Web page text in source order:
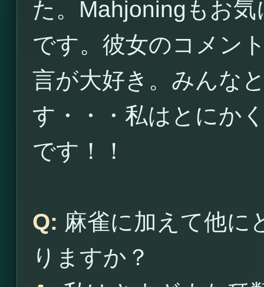
た。Mahjoningもお
です。彼女のコメン
言が大好き。みんな
す・・・私はとにか
です！！
Q: 麻雀に加えて他に
りますか？